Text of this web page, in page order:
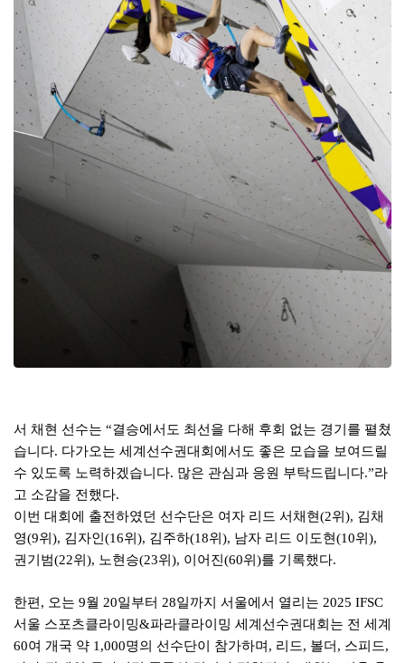
서 채현 선수는 “결승에서도 최선을 다해 후회 없는 경기를 펼쳤
습니다. 다가오는 세계선수권대회에서도 좋은 모습을 보여드릴
수 있도록 노력하겠습니다. 많은 관심과 응원 부탁드립니다.”라
고 소감을 전했다.
이번 대회에 출전하였던 선수단은 여자 리드 서채현(2위), 김채
영(9위), 김자인(16위), 김주하(18위), 남자 리드 이도현(10위),
권기범(22위), 노현승(23위), 이어진(60위)를 기록했다.
한편, 오는 9월 20일부터 28일까지 서울에서 열리는 2025 IFSC
서울 스포츠클라이밍&파라클라이밍 세계선수권대회는 전 세계
60여 개국 약 1,000명의 선수단이 참가하며, 리드, 볼더, 스피드,